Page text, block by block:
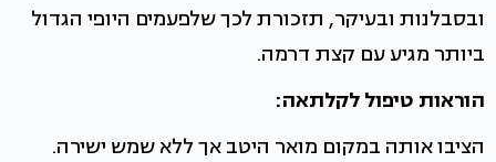
ובסבלנות ובעיקר, תזכורת לכך שלפעמים היופי הגדול
ביותר מגיע עם קצת דרמה.
הוראות טיפול לקלתאה:
הציבו אותה במקום מואר היטב אך ללא שמש ישירה.